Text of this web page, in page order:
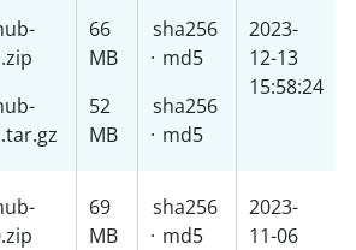
66
MB
52
MB
sha256
· md5
sha256
· md5
2023-
12-13
15:58:24
69
MB
sha256
· md5
2023-
11-06